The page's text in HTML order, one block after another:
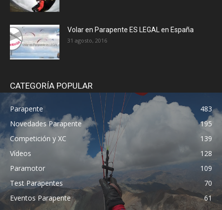
Volar en Parapente ES LEGAL en España
31 agosto, 2016
CATEGORÍA POPULAR
Parapente
483
Novedades Parapente
195
Competición y XC
139
Vídeos
128
Paramotor
109
Test Parapentes
70
Eventos Parapente
61